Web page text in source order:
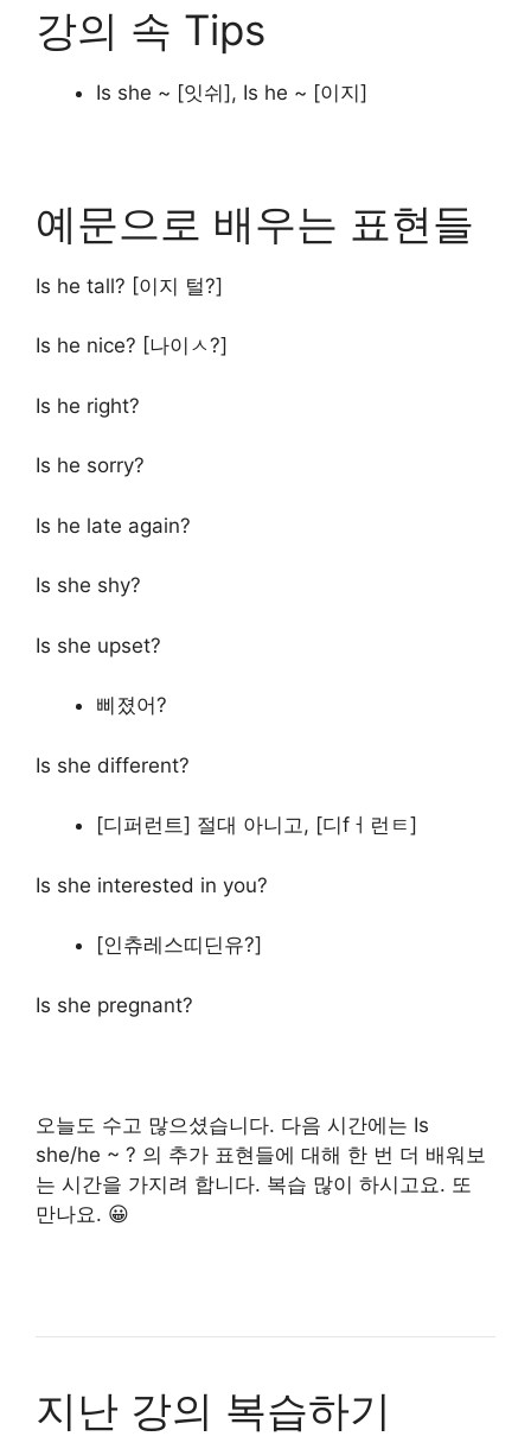
강의 속 Tips
Is she ~ [잇쉬], Is he ~ [이지]
예문으로 배우는 표현들
Is he tall? [이지 털?]
Is he nice? [나이ㅅ?]
Is he right?
Is he sorry?
Is he late again?
Is she shy?
Is she upset?
삐졌어?
Is she different?
[디퍼런트] 절대 아니고, [디fㅓ런ㅌ]
Is she interested in you?
[인츄레스띠딘유?]
Is she pregnant?
오늘도 수고 많으셨습니다. 다음 시간에는 Is
she/he ~ ? 의 추가 표현들에 대해 한 번 더 배워보
는 시간을 가지려 합니다. 복습 많이 하시고요. 또
만나요. 😀
지난 강의 복습하기